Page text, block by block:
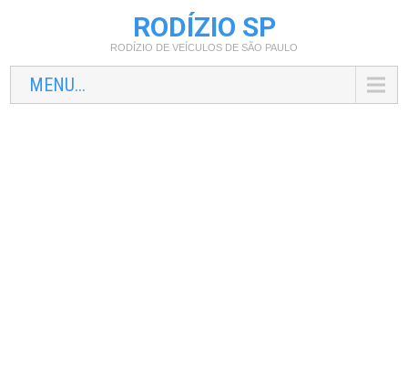
RODÍZIO SP
RODÍZIO DE VEÍCULOS DE SÃO PAULO
MENU...